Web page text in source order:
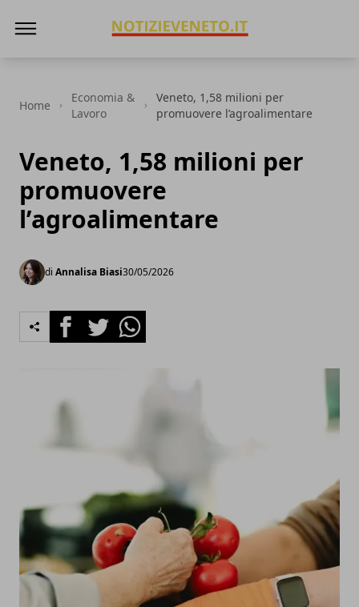
Home
Economia &
Lavoro
Veneto, 1,58 milioni per
promuovere l’agroalimentare
Veneto, 1,58 milioni per
promuovere
l’agroalimentare
di Annalisa Biasi30/05/2026
FacebookTwitterWhatsapp